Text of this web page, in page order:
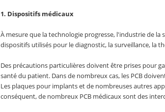
1. Dispositifs médicaux
À mesure que la technologie progresse, l'industrie de la
dispositifs utilisés pour le diagnostic, la surveillance, la
Des précautions particulières doivent être prises pour
santé du patient. Dans de nombreux cas, les PCB
Les plaques pour implants et de nombreuses autres
conséquent, de nombreux PCB médicaux sont des